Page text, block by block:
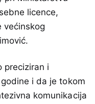
licence,
većinskog
preciziran i
i da je tokom
komunikacija